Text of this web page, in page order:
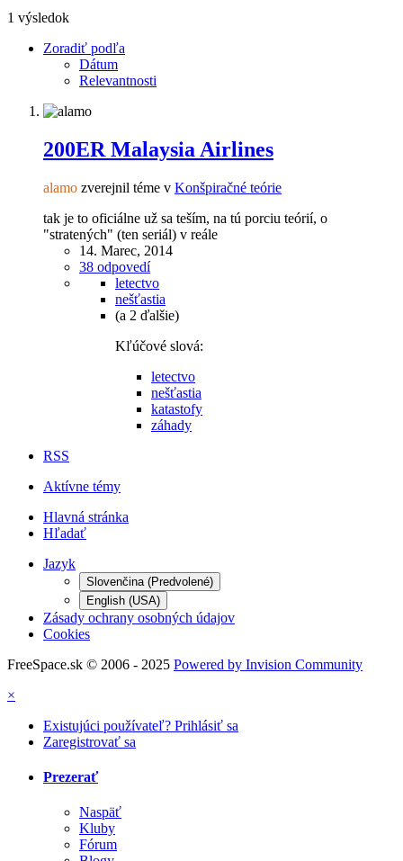
1 výsledok
Zoradiť podľa
Dátum
Relevantnosti
200ER Malaysia Airlines
alamo zverejnil téme v Konšpiračné teórie
tak je to oficiálne už sa teším, na tú porciu teórií, o
"stratených" (ten seriál) v reále
14. Marec, 2014
38 odpovedí
letectvo
nešťastia
(a 2 ďalšie)
Kľúčové slová:
letectvo
nešťastia
katastofy
záhady
RSS
Aktívne témy
Hlavná stránka
Hľadať
Jazyk
Slovenčina (Predvolené)
English (USA)
Zásady ochrany osobných údajov
Cookies
FreeSpace.sk © 2006 - 2025 Powered by Invision Community
×
Existujúci používateľ? Prihlásiť sa
Zaregistrovať sa
Prezerať
Naspäť
Kluby
Fórum